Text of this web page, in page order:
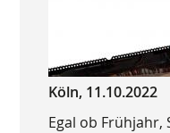
Köln, 11.10.2022
Egal ob